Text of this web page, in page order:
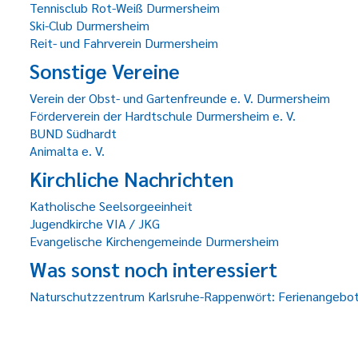
Tennisclub Rot-Weiß Durmersheim
Ski-Club Durmersheim
Reit- und Fahrverein Durmersheim
Sonstige Vereine
Verein der Obst- und Gartenfreunde e. V. Durmersheim
Förderverein der Hardtschule Durmersheim e. V.
BUND Südhardt
Animalta e. V.
Kirchliche Nachrichten
Katholische Seelsorgeeinheit
Jugendkirche VIA / JKG
Evangelische Kirchengemeinde Durmersheim
Was sonst noch interessiert
Naturschutzzentrum Karlsruhe-Rappenwört: